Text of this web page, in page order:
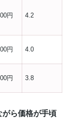
円 4.2
円 4.0
円 3.8
ら価格が手頃